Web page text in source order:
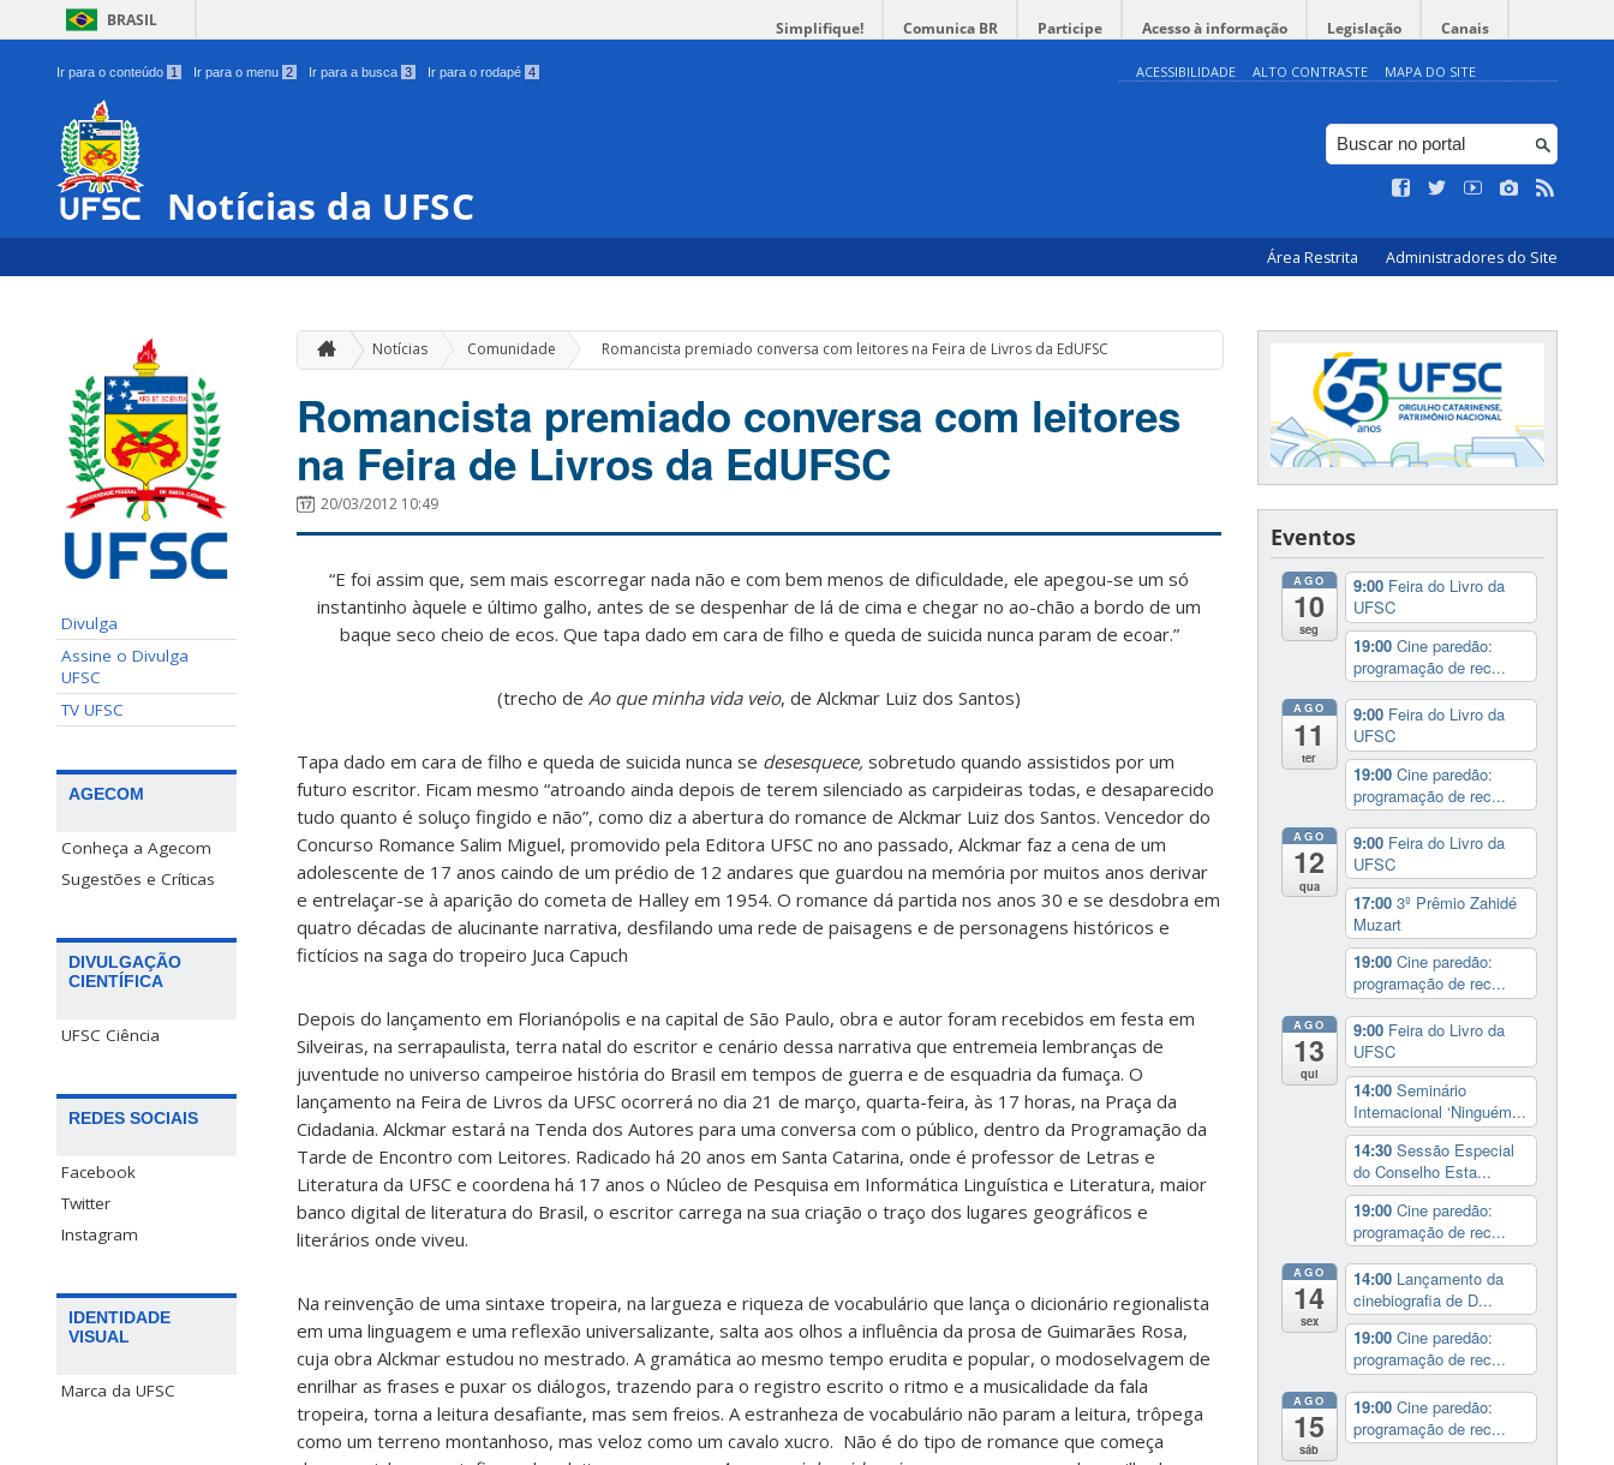
BRASIL Simplifique! Comunica BR Participe Acesso à informação Legislação Canais
Ir para o conteúdo 1 Ir para o menu 2 Ir para a busca 3 Ir para o rodapé 4 ACESSIBILIDADE ALTO CONTRASTE MAPA DO SITE
Notícias da UFSC
Área Restrita Administradores do Site
Divulga
Assine o Divulga
UFSC
TV UFSC
AGECOM
Conheça a Agecom
Sugestões e Críticas
DIVULGAÇÃO
CIENTÍFICA
UFSC Ciência
REDES SOCIAIS
Facebook
Twitter
Instagram
IDENTIDADE
VISUAL
Marca da UFSC
Notícias Comunidade » Romancista premiado conversa com leitores na Feira de Livros da EdUFSC
Romancista premiado conversa com leitores
na Feira de Livros da EdUFSC
20/03/2012 10:49
“E foi assim que, sem mais escorregar nada não e com bem menos de dificuldade, ele apegou-se um só
instantinho àquele e último galho, antes de se despenhar de lá de cima e chegar no ao-chão a bordo de um
baque seco cheio de ecos. Que tapa dado em cara de filho e queda de suicida nunca param de ecoar.”
(trecho de Ao que minha vida veio, de Alckmar Luiz dos Santos)
Tapa dado em cara de filho e queda de suicida nunca se desesquece, sobretudo quando assistidos por um
futuro escritor. Ficam mesmo “atroando ainda depois de terem silenciado as carpideiras todas, e desaparecido
tudo quanto é soluço fingido e não”, como diz a abertura do romance de Alckmar Luiz dos Santos. Vencedor do
Concurso Romance Salim Miguel, promovido pela Editora UFSC no ano passado, Alckmar faz a cena de um
adolescente de 17 anos caindo de um prédio de 12 andares que guardou na memória por muitos anos derivar
e entrelaçar-se à aparição do cometa de Halley em 1954. O romance dá partida nos anos 30 e se desdobra em
quatro décadas de alucinante narrativa, desfilando uma rede de paisagens e de personagens históricos e
fictícios na saga do tropeiro Juca Capuch
Depois do lançamento em Florianópolis e na capital de São Paulo, obra e autor foram recebidos em festa em
Silveiras, na serrapaulista, terra natal do escritor e cenário dessa narrativa que entremeia lembranças de
juventude no universo campeiroe história do Brasil em tempos de guerra e de esquadria da fumaça. O
lançamento na Feira de Livros da UFSC ocorrerá no dia 21 de março, quarta-feira, às 17 horas, na Praça da
Cidadania. Alckmar estará na Tenda dos Autores para uma conversa com o público, dentro da Programação da
Tarde de Encontro com Leitores. Radicado há 20 anos em Santa Catarina, onde é professor de Letras e
Literatura da UFSC e coordena há 17 anos o Núcleo de Pesquisa em Informática Linguística e Literatura, maior
banco digital de literatura do Brasil, o escritor carrega na sua criação o traço dos lugares geográficos e
literários onde viveu.
Na reinvenção de uma sintaxe tropeira, na largueza e riqueza de vocabulário que lança o dicionário regionalista
em uma linguagem e uma reflexão universalizante, salta aos olhos a influência da prosa de Guimarães Rosa,
cuja obra Alckmar estudou no mestrado. A gramática ao mesmo tempo erudita e popular, o modoselvagem de
enrilhar as frases e puxar os diálogos, trazendo para o registro escrito o ritmo e a musicalidade da fala
tropeira, torna a leitura desafiante, mas sem freios. A estranheza de vocabulário não param a leitura, trôpega
como um terreno montanhoso, mas veloz como um cavalo xucro. Não é do tipo de romance que começa
Eventos
AGO
10
seg
9:00 Feira do Livro da
UFSC
19:00 Cine paredão:
programação de rec...
AGO
11
ter
9:00 Feira do Livro da
UFSC
19:00 Cine paredão:
programação de rec...
AGO
12
qua
9:00 Feira do Livro da
UFSC
17:00 3º Prêmio Zahidé
Muzart
19:00 Cine paredão:
programação de rec...
AGO
13
qui
9:00 Feira do Livro da
UFSC
14:00 Seminário
Internacional ‘Ninguém...
14:30 Sessão Especial
do Conselho Esta...
19:00 Cine paredão:
programação de rec...
AGO
14
sex
14:00 Lançamento da
cinebiografia de D...
19:00 Cine paredão:
programação de rec...
AGO
15
sáb
19:00 Cine paredão:
programação de rec...